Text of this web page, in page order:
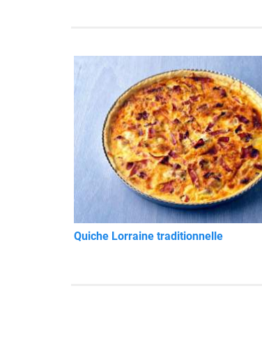
Quiche Lorraine traditionnelle